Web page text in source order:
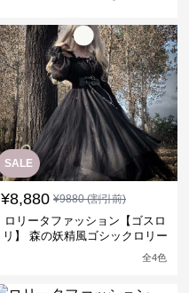
SALE
¥8,880 ¥9880(割引前)
ロリータファッション【ゴスロ
リ】 森の妖精風ゴシックロリー
全4色